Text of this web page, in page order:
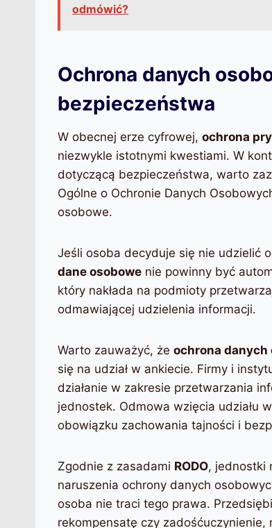
odmówić?
Ochrona danych
bezpieczeństwa
W obecnej erze cyfrowej, ochrona
niezwykle istotnymi kwestiami. W
dotyczącą bezpieczeństwa, warto
Ogólne o Ochronie Danych
osobowe.
Jeśli osoba decyduje się nie udzielić
dane osobowe nie powinny być
który nakłada na podmioty
odmawiającej udzielenia informacji.
Warto zauważyć, że ochrona danych
się na udział w ankiecie. Firmy i
działanie w zakresie przetwarzania
jednostek. Odmowa wzięcia udziału
obowiązku zachowania tajności i
Zgodnie z zasadami RODO, jednostki
naruszenia ochrony danych
osoba nie traci tego prawa.
rekompensatę czy